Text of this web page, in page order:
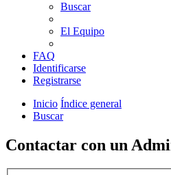
Buscar
El Equipo
FAQ
Identificarse
Registrarse
Inicio Índice general
Buscar
Contactar con un